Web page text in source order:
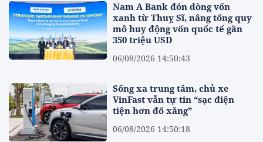
Nam A Bank đón dòng vốn
xanh từ Thuỵ Sĩ, nâng tổng quy
mô huy động vốn quốc tế gần
350 triệu USD
06/08/2026 14:50:43
Sống xa trung tâm, chủ xe
VinFast vẫn tự tin “sạc điện
tiện hơn đổ xăng”
06/08/2026 14:50:18